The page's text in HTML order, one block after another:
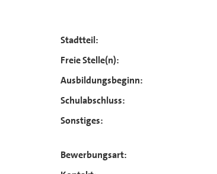
Stadtteil:
Freie Stelle(n):
Ausbildungsbeginn:
Schulabschluss:
Sonstiges:
Bewerbungsart: